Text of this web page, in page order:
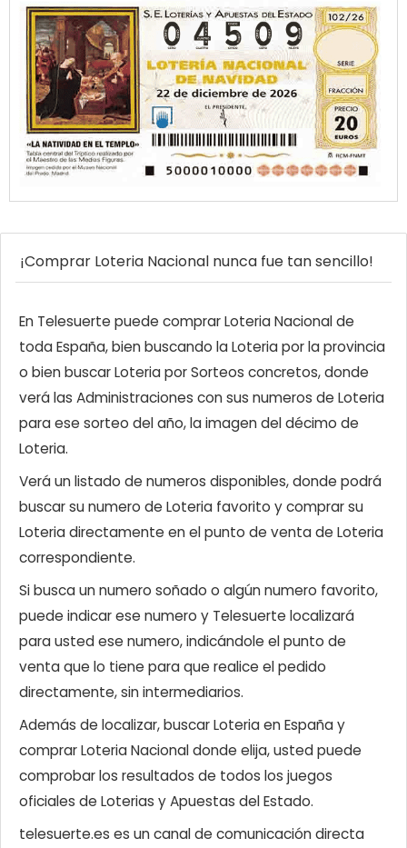
¡Comprar Loteria Nacional nunca fue tan sencillo!
En Telesuerte puede comprar Loteria Nacional de
toda España, bien buscando la Loteria por la provincia
o bien buscar Loteria por Sorteos concretos, donde
verá las Administraciones con sus numeros de Loteria
para ese sorteo del año, la imagen del décimo de
Loteria.
Verá un listado de numeros disponibles, donde podrá
buscar su numero de Loteria favorito y comprar su
Loteria directamente en el punto de venta de Loteria
correspondiente.
Si busca un numero soñado o algún numero favorito,
puede indicar ese numero y Telesuerte localizará
para usted ese numero, indicándole el punto de
venta que lo tiene para que realice el pedido
directamente, sin intermediarios.
Además de localizar, buscar Loteria en España y
comprar Loteria Nacional donde elija, usted puede
comprobar los resultados de todos los juegos
oficiales de Loterias y Apuestas del Estado.
telesuerte.es es un canal de comunicación directa